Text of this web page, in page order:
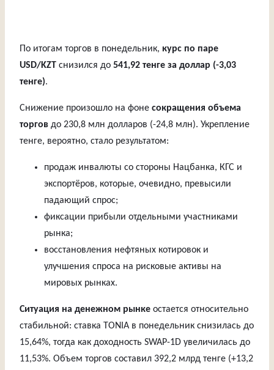
По итогам торгов в понедельник, курс по паре
USD/KZT снизился до 541,92 тенге за доллар (-3,03
тенге).
Снижение произошло на фоне сокращения объема
торгов до 230,8 млн долларов (-24,8 млн). Укрепление
тенге, вероятно, стало результатом:
продаж инвалюты со стороны Нацбанка, КГС и
экспортёров, которые, очевидно, превысили
падающий спрос;
фиксации прибыли отдельными участниками
рынка;
восстановления нефтяных котировок и
улучшения спроса на рисковые активы на
мировых рынках.
Ситуация на денежном рынке остается относительно
стабильной: ставка TONIA в понедельник снизилась до
15,64%, тогда как доходность SWAP-1D увеличилась до
11,53%. Объем торгов составил 392,2 млрд тенге (+13,2